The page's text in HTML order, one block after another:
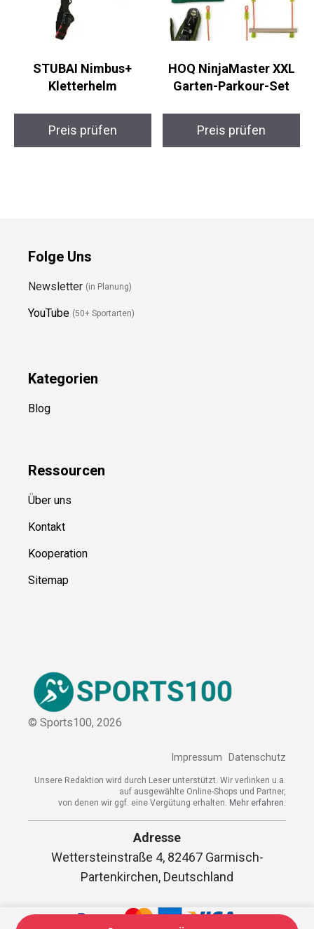
STUBAI Nimbus+
Kletterhelm
Preis prüfen
HOQ NinjaMaster XXL
Garten-Parkour-Set
Preis prüfen
Folge Uns
Newsletter (in Planung)
YouTube (50+ Sportarten)
Kategorien
Blog
Ressourcen
Über uns
Kontakt
Kooperation
Sitemap
© Sports100, 2026
Impressum Datenschutz
Unsere Redaktion wird durch Leser unterstützt. Wir verlinken
u.a. auf ausgewählte Online-Shops und Partner,
von denen wir ggf. eine Vergütung erhalten.Mehr erfahren.
Adresse
Wettersteinstraße 4, 82467 Garmisch-
Partenkirchen, Deutschland